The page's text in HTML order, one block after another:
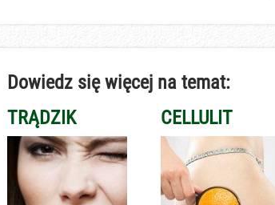
Dowiedz się więcej na temat:
TRĄDZIK
CELLULIT